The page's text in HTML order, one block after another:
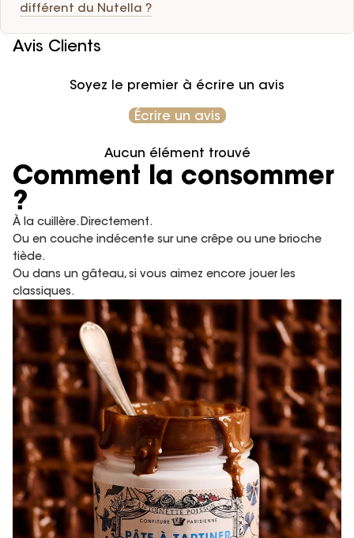
différent du Nutella ?
Avis Clients
Soyez le premier à écrire un avis
Écrire un avis
Aucun élément trouvé
Comment la consommer
?
À la cuillère. Directement.
Ou en couche indécente sur une crêpe ou une brioche
tiède.
Ou dans un gâteau, si vous aimez encore jouer les
classiques.